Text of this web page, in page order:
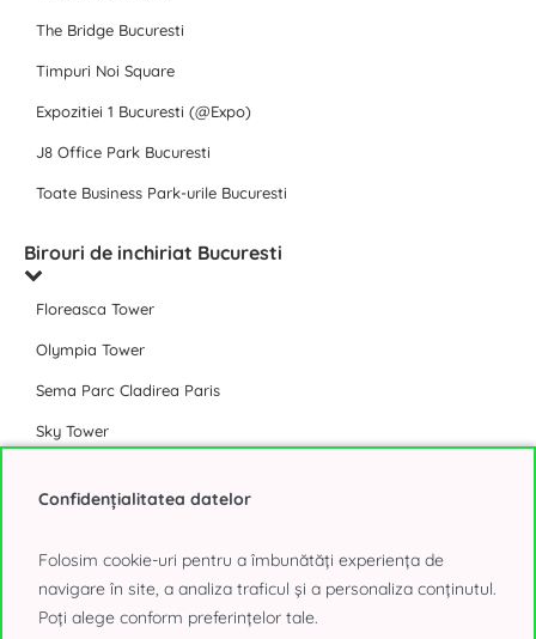
The Bridge Bucuresti
Timpuri Noi Square
Expozitiei 1 Bucuresti (@Expo)
J8 Office Park Bucuresti
Toate Business Park-urile Bucuresti
Birouri de inchiriat Bucuresti
Floreasca Tower
Olympia Tower
Sema Parc Cladirea Paris
Sky Tower
Eli Park Chitila
Logicor Mogosoaia
Confidențialitatea datelor
Folosim cookie-uri pentru a îmbunătăți experiența de
navigare în site, a analiza traficul și a personaliza conținutul.
Poți alege conform preferințelor tale.